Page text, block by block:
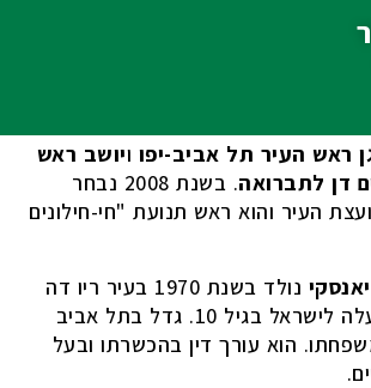
ראש העיר תל אביב-יפו ויושב ראש
דן לתברואה
. בשנת 2008 נבחר
העיר והוא ראש תנועת "חי-חילונים
נולד בשנת 1970 בעיר ריו דה
ז'ניירו שבברזיל ועלה לישראל בגיל 10. גדל בתל אביב
הוא עורך דין בהכשרתו ובעל